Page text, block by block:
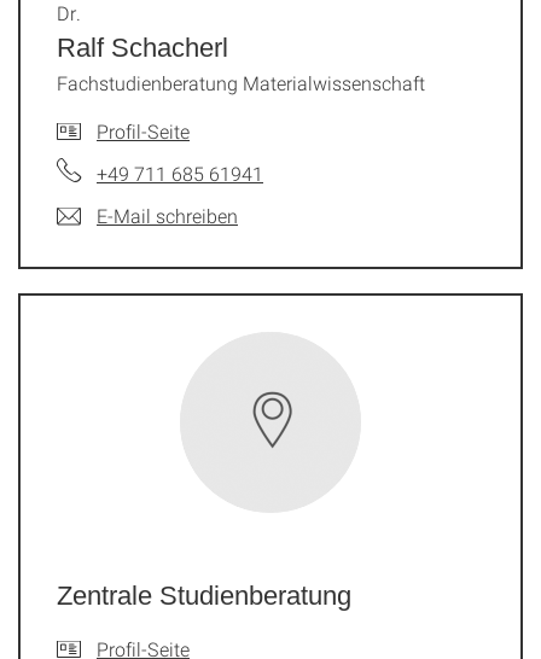
Ralf Schacherl
Dr.
Fachstudienberatung Materialwissenschaft
Profil-Seite
+49 711 685 61941
E-Mail schreiben
Zentrale Studienberatung
Profil-Seite